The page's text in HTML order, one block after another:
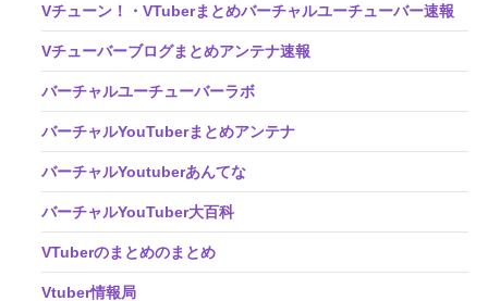
Vチューン！・VTuberまとめバーチャルユーチューバー速報
Vチューバーブログまとめアンテナ速報
バーチャルユーチューバーラボ
バーチャルYouTuberまとめアンテナ
バーチャルYoutuberあんてな
バーチャルYouTuber大百科
VTuberのまとめのまとめ
Vtuber情報局